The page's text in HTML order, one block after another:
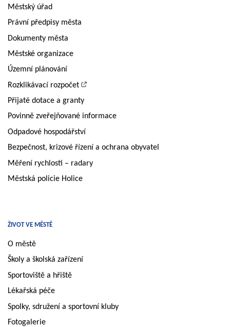
Městský úřad
Právní předpisy města
Dokumenty města
Městské organizace
Územní plánování
Rozklikávací rozpočet
Přijaté dotace a granty
Povinně zveřejňované informace
Odpadové hospodářství
Bezpečnost, krizové řízení a ochrana obyvatel
Měření rychlosti – radary
Městská policie Holice
ŽIVOT VE MĚSTĚ
O městě
Školy a školská zařízení
Sportoviště a hřiště
Lékařská péče
Spolky, sdružení a sportovní kluby
Fotogalerie